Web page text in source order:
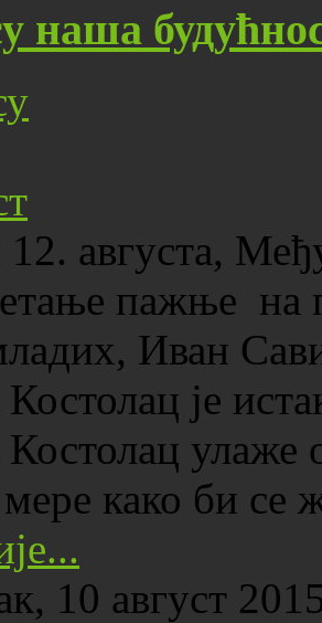
наша
августа,
пажње на
Иван
је
улаже
како би се
10 август